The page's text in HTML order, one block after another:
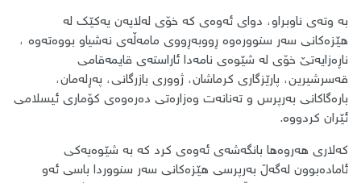
بە وتەی ناوبراو، دوای ئەوەی کە خۆی لەلایەن یەکێک له
هێزەکانی سەر سنوورەوە ڕووبەڕووی مامەڵەی نەشیاو بووەتەوه ،
ناڕەزایەتێ خۆی لە شێوەی نامەدا ئاراستەی قایمەقامی
قەسرشیرین، پارێزگاری کرماشان، ژووری بازرگانی، پەڕلەمان،
بارەگاکانی بەرپرس و تەنانەت وەزارەتی دەرەوەی کۆماری ئیسلامی
ئێران کردووە.
کەلاری هەروەها بانگەشەی ئەوەی کرد کە بە شێوەیەکی
ئامادەبوون لەگەڵ بەرپرسی هێزەکانی سەر سنووردا باسی ئەو